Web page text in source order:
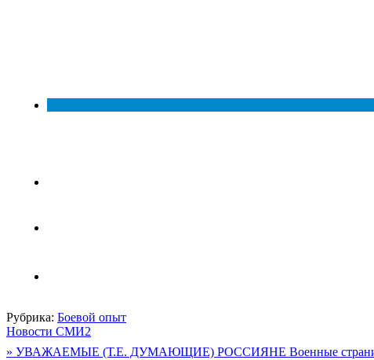
Рубрика: Боевой опыт
Новости СМИ2
Навигация
» УВАЖАЕМЫЕ (Т.Е. ДУМАЮЩИЕ) РОССИЯНЕ Военные страницы